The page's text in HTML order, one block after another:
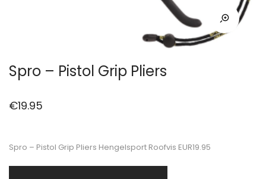
Spro – Pistol Grip Pliers
€19.95
Spro – Pistol Grip Pliers Hengelsport Roofvis EUR19.95